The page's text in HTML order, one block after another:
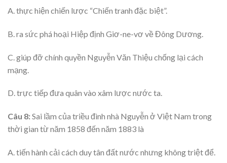
A. thực hiện chiến lược “Chiến tranh đặc biệt”.
B. ra sức phá hoại Hiệp định Giơ-ne-vơ về Đông Dương.
C. giúp đỡ chính quyền Nguyễn Văn Thiệu chống lại cách
mạng.
D. trực tiếp đưa quân vào xâm lược nước ta.
Câu 8:Sai lầm của triều đình nhà Nguyễn ở Việt Nam trong
thời gian từ năm 1858 đến năm 1883 là
A. tiến hành cải cách duy tân đất nước nhưng không triệt để.